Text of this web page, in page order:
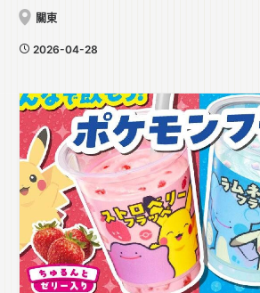
關東
2026-04-28